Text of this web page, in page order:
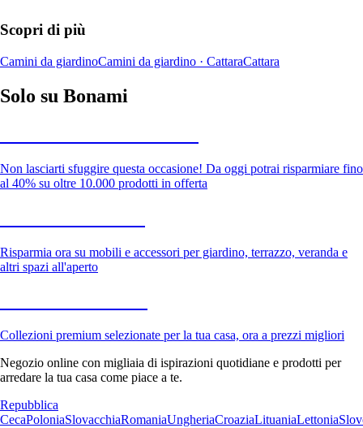
Scopri di più
Camini da giardinoCamini da giardino · CattaraCattara
Solo su Bonami
Non lasciarti sfuggire questa occasione! Da oggi potrai risparmiare fino
al 40% su oltre 10.000 prodotti in offerta
Risparmia ora su mobili e accessori per giardino, terrazzo, veranda e
altri spazi all'aperto
Collezioni premium selezionate per la tua casa, ora a prezzi migliori
Negozio online con migliaia di ispirazioni quotidiane e prodotti per
arredare la tua casa come piace a te.
Repubblica
CecaPoloniaSlovacchiaRomaniaUngheriaCroaziaLituaniaLettonia